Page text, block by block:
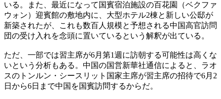
いる。また、最近になって国賓宿泊施設の百花園（ベクファ
ウォン）迎賓館の敷地内に、大型ホテル2棟と新しい公邸が
新築されたが、これも数百人規模と予想される中国高官訪問
団の受け入れを念頭に置いているという解釈が出ている。
ただ、一部では習主席が6月第1週に訪朝する可能性は高くな
いという分析もある。中国の国営新華社通信によると、ラオ
スのトンルン・シースリット国家主席が習主席の招待で6月2
日から6日まで中国を国賓訪問するからだ。